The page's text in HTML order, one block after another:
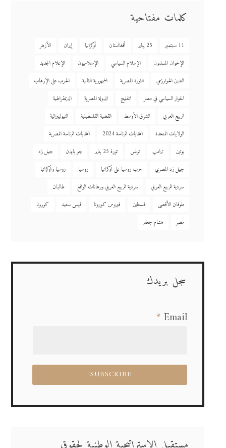
كلمات مفتاحية
11 سبتمبر 25 يناير أفغانستان أوكرانيا إيران
الأزهر
الإخوان المسلمون
الإسلام السياسي الإسلاميون
الإعلام الجديد
التدين الخوارزمي
الثورة المصرية الجمهورية الثانية
الحرب على الإرهاب
الحوار السياسي في مصر
الخليج الدولة المصرية
الديمقراطية
الربيع العربي
الشرق الأوسط القضية الفلسطينية
النيوليبرالية
الولايات المتحدة
انتخابات الرئاسة 2024
انتخابات الرئاسة المصرية
بوتين
ترامب تونس ثورة 25 يناير جو بايدن
جيل زد
جيل زد المصري
حرب روسيا على أوكرانيا روسيا
روسيا وأوكرانيا
سردية الربيع العربي
سردية الربيع العربي ورهانات الواقع
طالبان
طوفان الأقصى
فلسطين فيروس كورونا قيس سعيد
كورونا
مصر
هشام جعفر
سجل بريدك
Email
*